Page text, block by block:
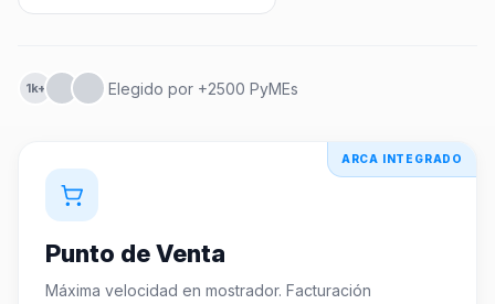
1k+ Elegido por +2500 PyMEs
ARCA INTEGRADO
Punto de Venta
Máxima velocidad en mostrador. Facturación